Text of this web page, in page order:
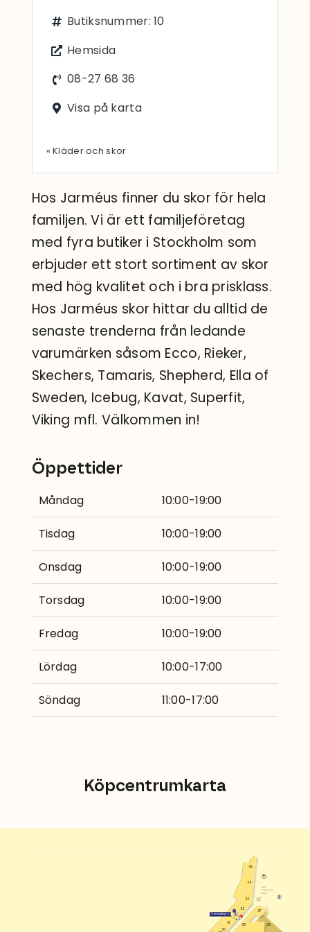
Butiksnummer: 10
Hemsida
08-27 68 36
Visa på karta
« Kläder och skor
Hos Jarméus finner du skor för hela
familjen. Vi är ett familjeföretag
med fyra butiker i Stockholm som
erbjuder ett stort sortiment av skor
med hög kvalitet och i bra prisklass.
Hos Jarméus skor hittar du alltid de
senaste trenderna från ledande
varumärken såsom Ecco, Rieker,
Skechers, Tamaris, Shepherd, Ella of
Sweden, Icebug, Kavat, Superfit,
Viking mfl. Välkommen in!
Öppettider
Måndag 10:00-19:00
Tisdag 10:00-19:00
Onsdag 10:00-19:00
Torsdag 10:00-19:00
Fredag 10:00-19:00
Lördag 10:00-17:00
Söndag 11:00-17:00
Köpcentrumkarta
30
31
32
33
34
35
37
36
38
entré
Postgången
Norra
Centrumslingan 47
J
1002